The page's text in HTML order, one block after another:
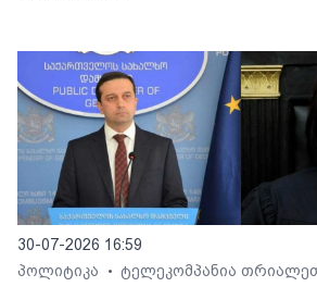
30-07-2026 16:59
პოლიტიკა
• ტელეკომპანია